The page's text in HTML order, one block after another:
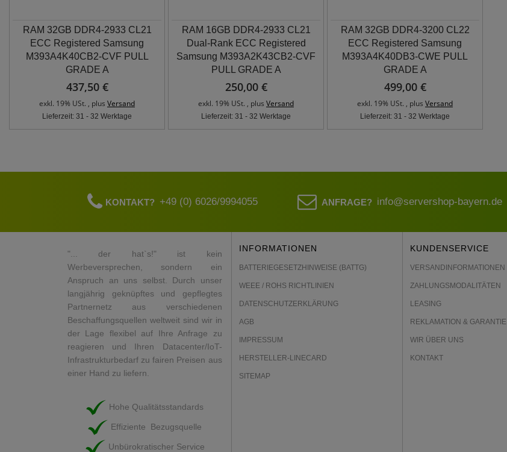
RAM 32GB DDR4-2933 CL21
ECC Registered Samsung
M393A4K40CB2-CVF PULL
GRADE A
437,50 €
exkl. 19% USt. , plus Versand
Lieferzeit: 31 - 32 Werktage
RAM 16GB DDR4-2933 CL21
Dual-Rank ECC Registered
Samsung M393A2K43CB2-CVF
PULL GRADE A
250,00 €
exkl. 19% USt. , plus Versand
Lieferzeit: 31 - 32 Werktage
RAM 32GB DDR4-3200 CL22
ECC Registered Samsung
M393A4K40DB3-CWE PULL
GRADE A
499,00 €
exkl. 19% USt. , plus Versand
Lieferzeit: 31 - 32 Werktage
KONTAKT? +49 (0) 6026/9994055 ANFRAGE? info@servershop-bayern.de
"... der hat`s!" ist kein
Werbeversprechen, sondern ein
Anspruch an uns selbst. Durch unser
langjährig geknüpftes und gepflegtes
Partnernetz aus verschiedenen
Beschaffungsquellen weltweit sind wir in
der Lage flexibel auf Ihre Anfrage zu
reagieren und Ihren Datacenter/IoT-
Infrastrukturbedarf zu fairen Preisen aus
einer Hand zu liefern.
Hohe Qualitätsstandards
Effiziente Bezugsquelle
Unbürokratischer Service
INFORMATIONEN
BATTERIEGESETZHINWEISE (BATTG)
WEEE / ROHS RICHTLINIEN
DATENSCHUTZERKLÄRUNG
AGB
IMPRESSUM
HERSTELLER-LINECARD
SITEMAP
KUNDENSERVICE
VERSANDINFORMATIONEN
ZAHLUNGSMODALITÄTEN
LEASING
REKLAMATION & GARANTIE
WIR ÜBER UNS
KONTAKT